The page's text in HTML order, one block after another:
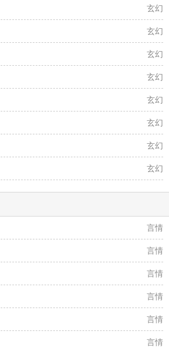
玄幻
玄幻
玄幻
玄幻
玄幻
玄幻
玄幻
玄幻
言情
言情
言情
言情
言情
言情